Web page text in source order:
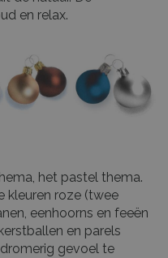
en relax.
het pastel thema.
kleuren roze (twee
eenhoorns en feeën
en parels
gevoel te